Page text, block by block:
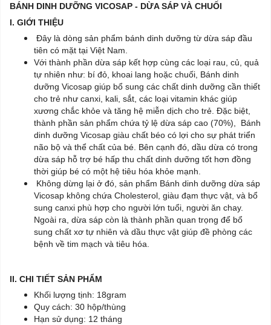
BÁNH DINH DƯỠNG VICOSAP - DỪA SÁP VÀ CHUỐI
I. GIỚI THIỆU
Đây là dòng sản phẩm bánh dinh dưỡng từ dừa sáp đầu
tiên có mặt tại Việt Nam.
Với thành phần dừa sáp kết hợp cùng các loại rau, củ, quả
tự nhiên như: bí đỏ, khoai lang hoặc chuối, Bánh dinh
dưỡng Vicosap giúp bổ sung các chất dinh dưỡng cần thiết
cho trẻ như canxi, kali, sắt, các loại vitamin khác giúp
xương chắc khỏe và tăng hệ miễn dịch cho trẻ. Đặc biệt,
thành phần sản phẩm chứa tỷ lệ dừa sáp cao (70%), Bánh
dinh dưỡng Vicosap giàu chất béo có lợi cho sự phát triển
não bộ và thể chất của bé. Bên cạnh đó, dầu dừa có trong
dừa sáp hỗ trợ bé hấp thu chất dinh dưỡng tốt hơn đồng
thời giúp bé có một hệ tiêu hóa khỏe mạnh.
Không dừng lại ở đó, sản phẩm Bánh dinh dưỡng dừa sáp
Vicosap không chứa Cholesterol, giàu đạm thực vật, và bổ
sung canxi phù hợp cho người lớn tuổi, người ăn chay.
Ngoài ra, dừa sáp còn là thành phần quan trọng để bổ
sung chất xơ tự nhiên và dầu thực vật giúp đề phòng các
bệnh về tim mạch và tiêu hóa.
II. CHI TIẾT SẢN PHẨM
Khối lượng tịnh: 18gram
Quy cách: 30 hộp/thùng
Hạn sử dụng: 12 tháng